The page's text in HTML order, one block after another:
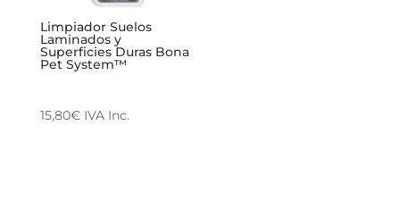
Limpiador Suelos
Laminados y
Superficies Duras Bona
Pet System™
15,80€ IVA Inc.